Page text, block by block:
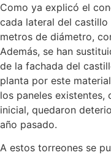
Como ya explicó el
cada lateral del
metros de diámetro,
Además, se han
de la fachada del
planta por este
los paneles
inicial, quedaron
año pasado.
A estos torreones se